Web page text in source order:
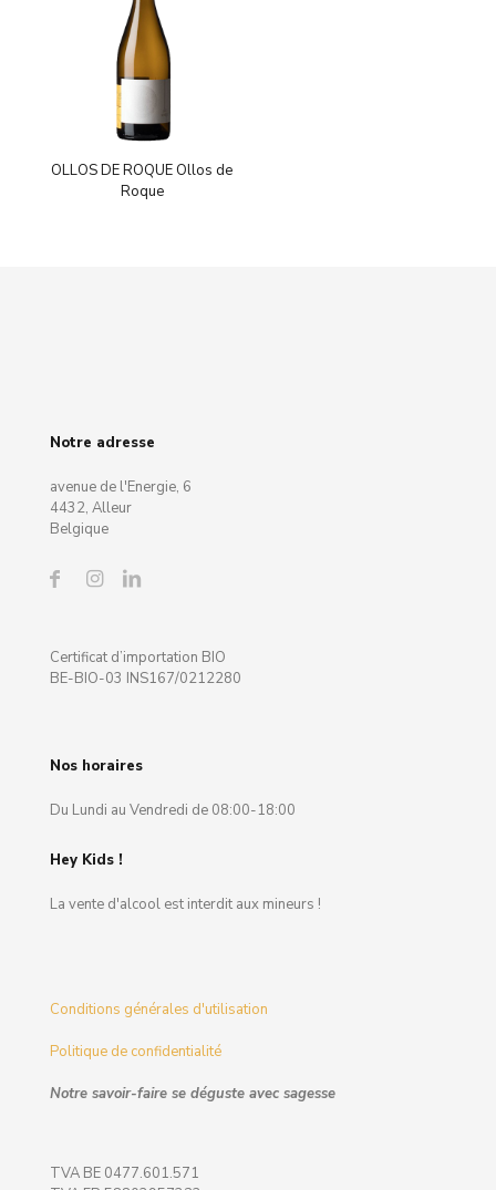
OLLOS DE ROQUE Ollos de
Roque
Notre adresse
avenue de l'Energie, 6
4432, Alleur
Belgique
Certificat d’importation BIO
BE-BIO-03 INS167/0212280
Nos horaires
Du Lundi au Vendredi de 08:00-18:00
Hey Kids !
La vente d'alcool est interdit aux mineurs !
Conditions générales d'utilisation
Politique de confidentialité
Notre savoir-faire se déguste avec sagesse
TVA BE 0477.601.571